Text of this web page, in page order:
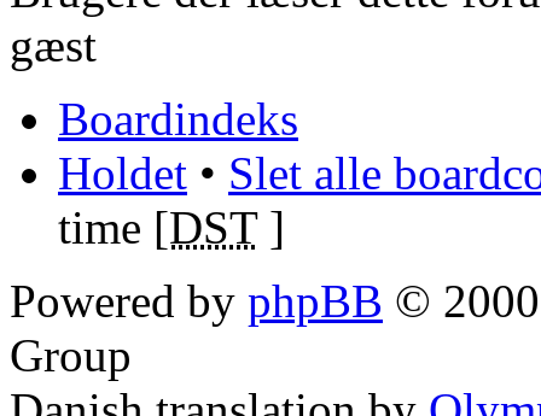
gæst
Boardindeks
Holdet • Slet alle
time [DST]
Powered by phpBB ©
Group